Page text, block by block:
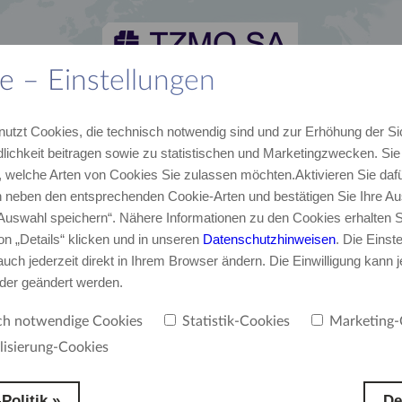
– Einstellungen
Cookies, die technisch notwendig sind und zur Erhöhung der
beitragen sowie zu statistischen und Marketingzwecken.
welche Arten von Cookies Sie zulassen möchten.Aktivieren Sie
den entsprechenden Cookie-Arten und bestätigen Sie Ihre
speichern“. Nähere Informationen zu den Cookies erhalten
„Details“ klicken und in unseren Datenschutzhinweisen. Die
jederzeit direkt in Ihrem Browser ändern. Die Einwilligung kann
geändert werden.
notwendige Cookies Statistik-Cookies
Marketing-
Cookies
TZMO Unser Team E-Mail, Telefon Über uns
der TZMO Deutschland
oder von den Verkaufsbedingungen abweichende Bedingungen